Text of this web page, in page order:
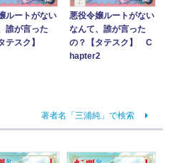
ルートがない
誰が言った
テスク】
悪役令嬢ルートがない
なんて、誰が言った
の？【タテスク】 C
hapter2
著者名「三浦純」で検索